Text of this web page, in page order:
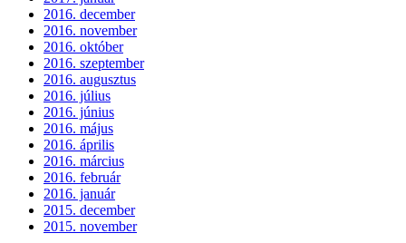
2016. december
2016. november
2016. október
2016. szeptember
2016. augusztus
2016. július
2016. június
2016. május
2016. április
2016. március
2016. február
2016. január
2015. december
2015. november